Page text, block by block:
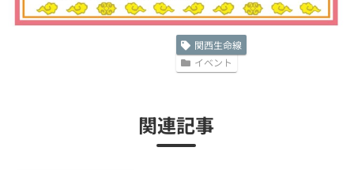
イベント
関西生命線
関連記事